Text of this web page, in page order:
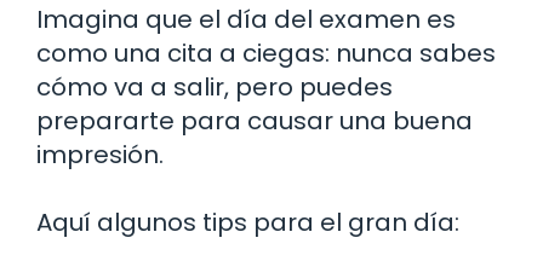
Imagina que el día del examen es
como una cita a ciegas: nunca sabes
cómo va a salir, pero puedes
prepararte para causar una buena
impresión.
Aquí algunos tips para el gran día: